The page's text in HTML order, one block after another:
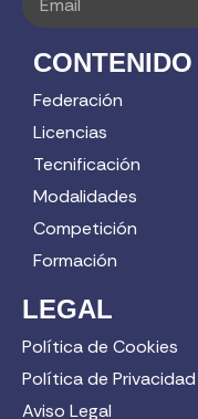
CONTENIDO
Federación
Licencias
Tecnificación
Modalidades
Competición
Formación
LEGAL
Política de Cookies
Política de Privacidad
Aviso Legal